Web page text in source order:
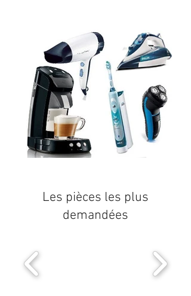
Les pièces les plus
demandées